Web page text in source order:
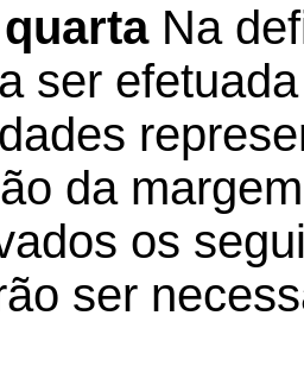
Na
ser
da
os
ser